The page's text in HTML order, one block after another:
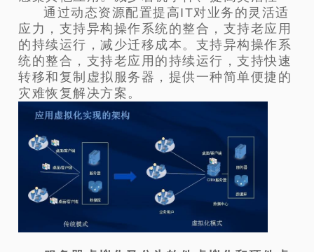
通过动态资源配置提高IT对业务的灵活适
应力，支持异构操作系统的整合，支持老应用
的持续运行，减少迁移成本。支持异构操作系
统的整合，支持老应用的持续运行，支持快速
转移和复制虚拟服务器，提供一种简单便捷的
灾难恢复解决方案。